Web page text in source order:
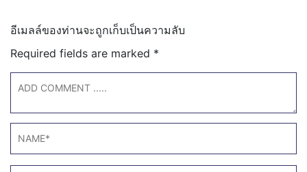
อีเมลล์ของท่านจะถูกเก็บเป็นความลับ
Required fields are marked *